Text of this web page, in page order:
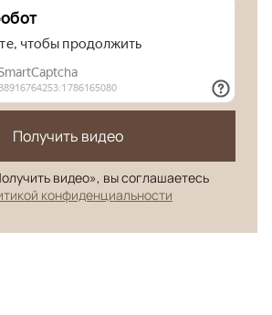
Получить видео
видео», вы соглашаетесь
конфиденциальности